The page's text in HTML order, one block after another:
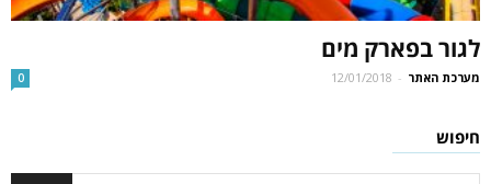
לגור בפארק מים
מערכת האתר -
12/01/2018
0
חיפוש